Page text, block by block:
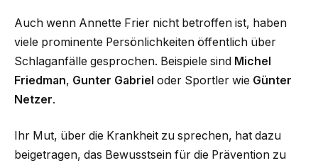
Auch wenn Annette Frier nicht betroffen ist, haben
viele prominente Persönlichkeiten öffentlich über
Schlaganfälle gesprochen. Beispiele sind Michel
Friedman, Gunter Gabriel oder Sportler wie Günter
Netzer.
Ihr Mut, über die Krankheit zu sprechen, hat dazu
beigetragen, das Bewusstsein für die Prävention zu